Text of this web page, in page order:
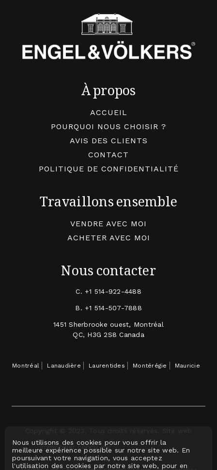
À propos
ACCUEIL
POURQUOI NOUS CHOISIR ?
AVIS DES CLIENTS
CONTACT
POLITIQUE DE CONFIDENTIALITÉ
Travaillons ensemble
VENDRE AVEC MOI
ACHETER AVEC MOI
Nous contacter
C. +1 514-922-4488
B. +1 514-507-7888
1451 Sherbrooke ouest, Montréal
QC, H3G 2S8 Canada
Montréal Lanaudière Laurentides Montérégie Mauricie
immobilier conçu par
Nous utilisons des cookies pour vous offrir la
meilleure expérience possible sur notre site web. En
poursuivant votre navigation, vous acceptez
l'utilisation des cookies par notre site web, pour en